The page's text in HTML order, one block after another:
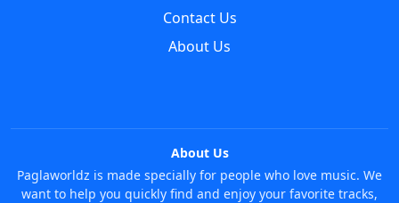
Contact Us
About Us
About Us
Paglaworldz is made specially for people who love music. We
want to help you quickly find and enjoy your favorite tracks,